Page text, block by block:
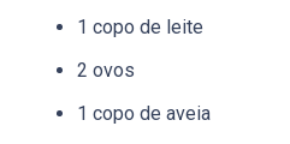
1 copo de leite
2 ovos
1 copo de aveia